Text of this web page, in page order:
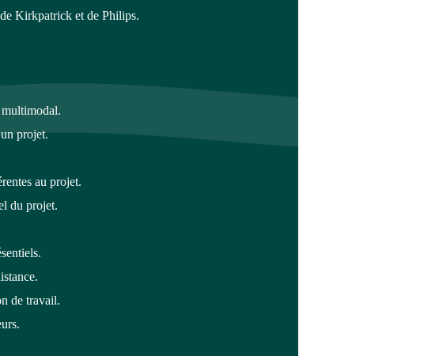
Kirkpatrick et de Philips.
projet.
au projet.
du projet.
de travail.